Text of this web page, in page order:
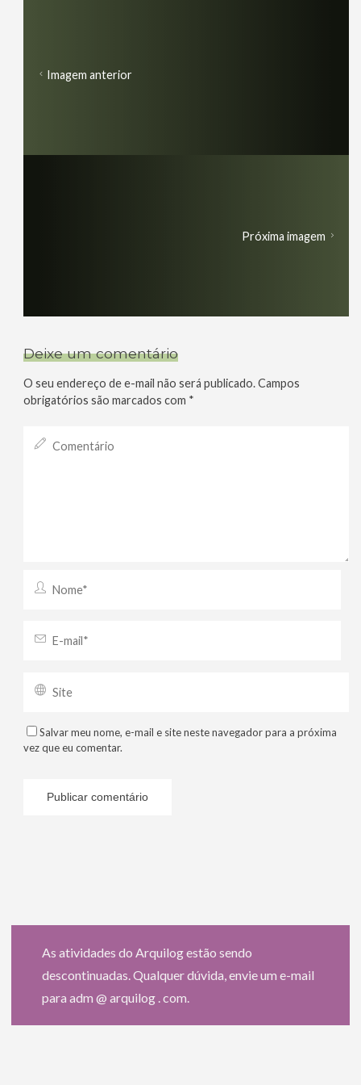
Imagem anterior
Próxima imagem
Deixe um comentário
O seu endereço de e-mail não será publicado.Campos
obrigatórios são marcados com *
Salvar meu nome, e-mail e site neste navegador para a próxima
vez que eu comentar.
As atividades do Arquilog estão sendo
descontinuadas. Qualquer dúvida, envie um e-mail
para adm @ arquilog . com.